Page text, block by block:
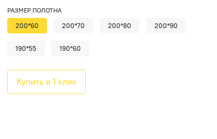
Купить в 1 клик
РАЗМЕР ПОЛОТНА
200*60 200*70 200*80 200*90
190*55 190*60